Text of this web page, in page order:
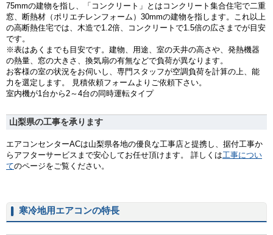
75mmの建物を指し、「コンクリート」とはコンクリート集合住宅で二重
窓、断熱材（ポリエチレンフォーム）30mmの建物を指します。これ以上
の高断熱住宅では、木造で1.2倍、コンクリートで1.5倍の広さまでが目安
です。
※表はあくまでも目安です。建物、用途、室の天井の高さや、発熱機器
の熱量、窓の大きさ、換気扇の有無などで負荷が異なります。
お客様の室の状況をお伺いし、専門スタッフが空調負荷を計算の上、能
力を選定します。 見積依頼フォームよりご依頼下さい。
室内機が1台から2～4台の同時運転タイプ
山梨県の工事を承ります
エアコンセンターACは山梨県各地の優良な工事店と提携し、据付工事か
らアフターサービスまで安心してお任せ頂けます。 詳しくは工事につい
てのページをご覧ください。
寒冷地用エアコンの特長